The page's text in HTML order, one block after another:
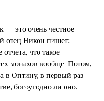
— это очень честное
отец Никон пишет:
что такое
монахов вообще. Потом,
в Оптину, в первый раз
богоугодно ли оно.